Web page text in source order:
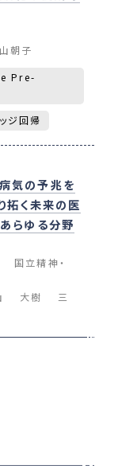
朝子
Pre-
ジ回帰
気の予兆を
く未来の医
らゆる分野
国立精神・
大樹
三